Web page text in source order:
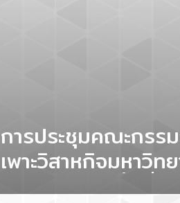
การประชุมคณะกรร
เพาะวิสาหกิจมหาวิท
นครสวรรค์ ครั้งที่